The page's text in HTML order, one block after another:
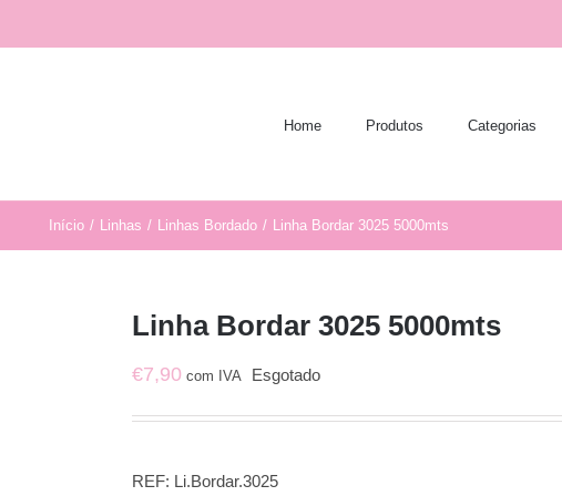
Home Produtos Categorias
Início / Linhas / Linhas Bordado / Linha Bordar 3025 5000mts
Linha Bordar 3025 5000mts
€7,90 com IVA Esgotado
REF: Li.Bordar.3025